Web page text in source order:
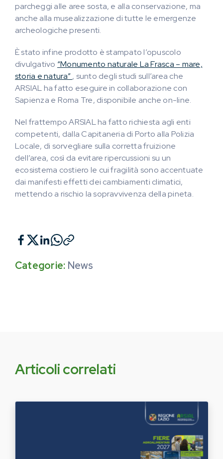
parcheggi alle aree sosta, e alla conservazione, ma
anche alla musealizzazione di tutte le emergenze
archeologiche presenti.
È stato infine prodotto è stampato l’opuscolo
divulgativo “Monumento naturale La Frasca – mare,
storia e natura”, sunto degli studi sull’area che
ARSIAL ha fatto eseguire in collaborazione con
Sapienza e Roma Tre, disponibile anche on-line.
Nel frattempo ARSIAL ha fatto richiesta agli enti
competenti, dalla Capitaneria di Porto alla Polizia
Locale, di sorvegliare sulla corretta fruizione
dell’area, così da evitare ripercussioni su un
ecosistema costiero le cui fragilità sono accentuate
dai manifesti effetti dei cambiamenti climatici,
mettendo a rischio la sopravvivenza della pineta.
Categorie: News
Articoli correlati